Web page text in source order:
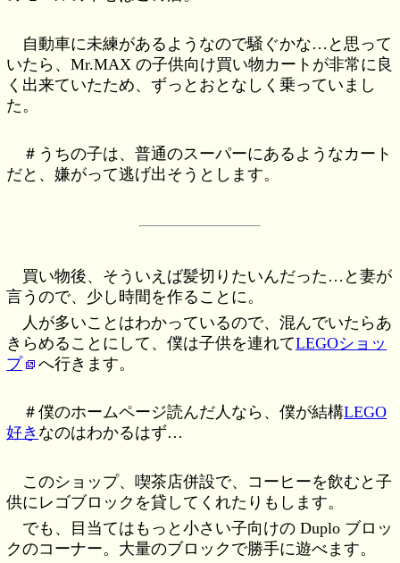
自動車に未練があるようなので騒ぐかな…と思って
いたら、Mr.MAX の子供向け買い物カートが非常に良
く出来ていたため、ずっとおとなしく乗っていまし
た。
＃うちの子は、普通のスーパーにあるようなカート
だと、嫌がって逃げ出そうとします。
買い物後、そういえば髪切りたいんだった…と妻が
言うので、少し時間を作ることに。
人が多いことはわかっているので、混んでいたらあ
きらめることにして、僕は子供を連れてLEGOショッ
プ
へ行きます。
＃僕のホームページ読んだ人なら、僕が結構LEGO
好き なのはわかるはず…
このショップ、喫茶店併設で、コーヒーを飲むと子
供にレゴブロックを貸してくれたりもします。
でも、目当てはもっと小さい子向けの Duplo ブロッ
クのコーナー。大量のブロックで勝手に遊べます。